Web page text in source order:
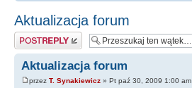
Aktualizacja forum
Odpowiedz
Aktualizacja forum
przez T. Synakiewicz » Pt paź 30, 2009 1:00 am